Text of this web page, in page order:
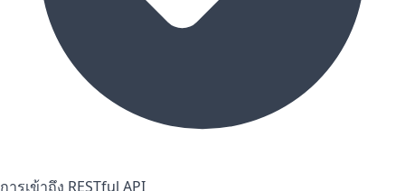
การเข้าถึง RESTful API